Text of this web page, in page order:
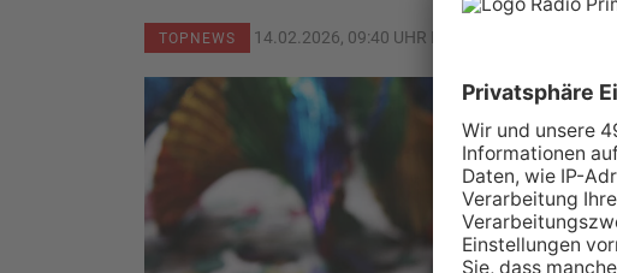
TOPNEWS 14.02.2026, 09:40 UHR IN